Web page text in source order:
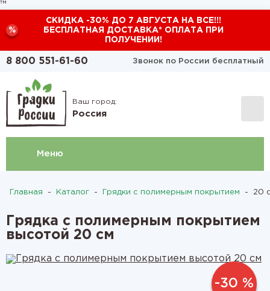
™
%
СКИДКА -30% ДО 7 АВГУСТА НА ВСЕ!!!
БЕСПЛАТНАЯ ДОСТАВКА* ОПЛАТА ПРИ
ПОЛУЧЕНИИ!
8 800 551-61-60 Звонок по России бесплатный
Ваш город:
Россия
Меню
Главная - Каталог - Грядки с полимерным покрытием - 20
Грядка с полимерным покрытием
высотой 20 см
-30 %